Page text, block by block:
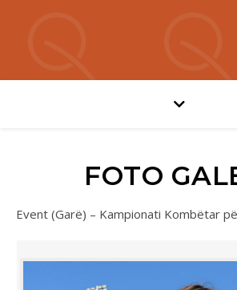
FOTO
Event (Garë) – Kampionati Kombëtar